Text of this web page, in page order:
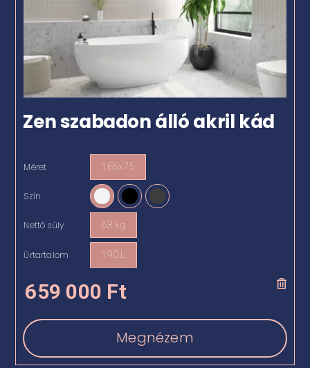
Zen szabadon álló akril kád
Méret 165x75
Szín
Nettó súly 63 kg
Űrtartalom 190 L
659 000 Ft
Megnézem